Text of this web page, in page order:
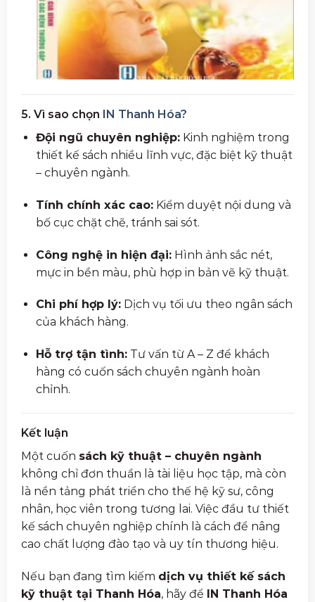
5. Vì sao chọn IN Thanh Hóa?
Đội ngũ chuyên nghiệp:Kinh nghiệm trong
thiết kế sách nhiều lĩnh vực, đặc biệt kỹ thuật
– chuyên ngành.
Tính chính xác cao:Kiểm duyệt nội dung và
bố cục chặt chẽ, tránh sai sót.
Công nghệ in hiện đại:Hình ảnh sắc nét,
mực in bền màu, phù hợp in bản vẽ kỹ thuật.
Chi phí hợp lý:Dịch vụ tối ưu theo ngân sách
của khách hàng.
Hỗ trợ tận tình:Tư vấn từ A – Z để khách
hàng có cuốn sách chuyên ngành hoàn
chỉnh.
Kết luận
Một cuốn sách kỹ thuật – chuyên ngành
không chỉ đơn thuần là tài liệu học tập, mà còn
là nền tảng phát triển cho thế hệ kỹ sư, công
nhân, học viên trong tương lai. Việc đầu tư thiết
kế sách chuyên nghiệp chính là cách để nâng
cao chất lượng đào tạo và uy tín thương hiệu.
Nếu bạn đang tìm kiếm dịch vụ thiết kế sách
kỹ thuật tại Thanh Hóa, hãy để IN Thanh Hóa